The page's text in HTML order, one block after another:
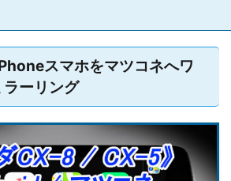
スマホをマツコネへワ
ーリング